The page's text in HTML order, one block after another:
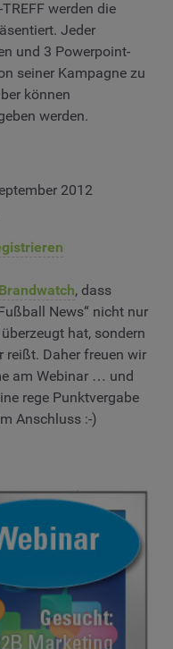
werden die
Jeder
und 3 Powerpoint-
seiner Kampagne zu
können
werden.
2012
Brandwatch, dass
News“ nicht nur
hat, sondern
reißt. Daher freuen wir
am Webinar … und
rege Punktvergabe
Anschluss :-)